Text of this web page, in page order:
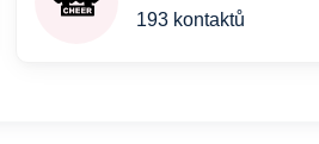
193 kontaktů